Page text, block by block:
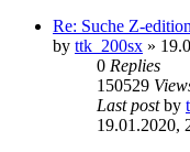
Re: Suche Z-
by ttk_200sx »
0 Replies
150529
Last postby
19.01.2020,